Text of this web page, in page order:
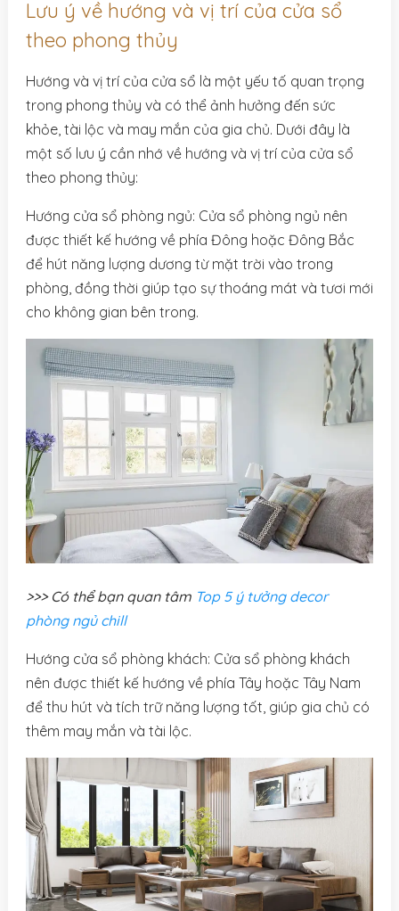
Lưu ý về hướng và vị trí của cửa sổ
theo phong thủy
Hướng và vị trí của cửa sổ là một yếu tố quan trọng
trong phong thủy và có thể ảnh hưởng đến sức
khỏe, tài lộc và may mắn của gia chủ. Dưới đây là
một số lưu ý cần nhớ về hướng và vị trí của cửa sổ
theo phong thủy:
Hướng cửa sổ phòng ngủ: Cửa sổ phòng ngủ nên
được thiết kế hướng về phía Đông hoặc Đông Bắc
để hút năng lượng dương từ mặt trời vào trong
phòng, đồng thời giúp tạo sự thoáng mát và tươi mới
cho không gian bên trong.
>>> Có thể bạn quan tâm Top 5 ý tưởng decor
phòng ngủ chill
Hướng cửa sổ phòng khách: Cửa sổ phòng khách
nên được thiết kế hướng về phía Tây hoặc Tây Nam
để thu hút và tích trữ năng lượng tốt, giúp gia chủ có
thêm may mắn và tài lộc.